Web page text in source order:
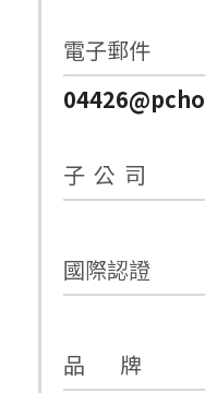
電子郵件
子 公 司
國際認證
品 牌